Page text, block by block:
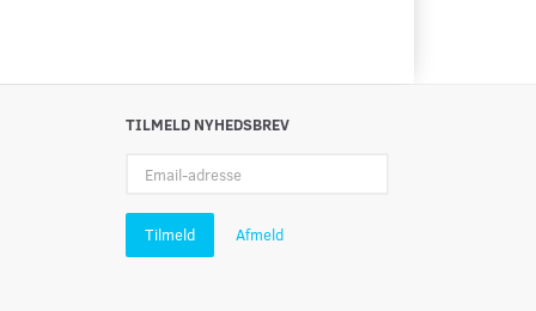
TILMELD NYHEDSBREV
adresse
Tilmeld Afmeld